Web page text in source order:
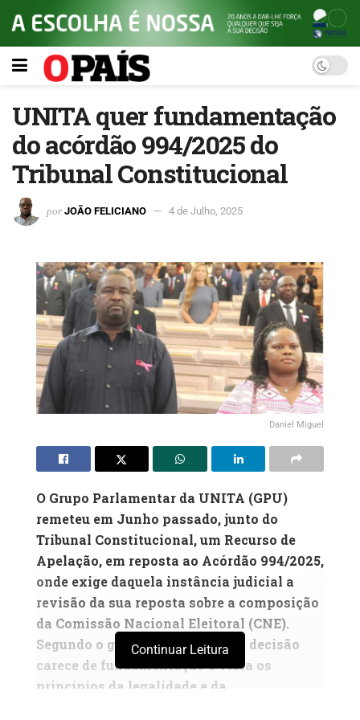
UNITA quer fundamentação
do acórdão 994/2025 do
Tribunal Constitucional
por JOÃO FELICIANO 4 de Julho, 2025
Daniel Miguel
O Grupo Parlamentar da UNITA (GPU)
remeteu em Junho passado, junto do
Tribunal Constitucional, um Recurso de
Apelação, em reposta ao Acórdão 994/2025,
onde exige daquela instância judicial a
revisão da sua reposta sobre a composição
da Comissão Nacional Eleitoral (CNE).
Segundo o grupo parlamentar, a decisão
carece de fundamentação e viola os
princípios da legalidade e da
Continuar Leitura